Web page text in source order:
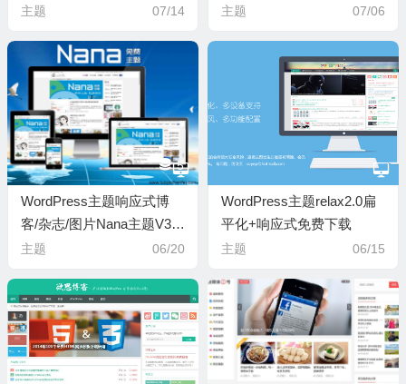
主题 07/14 主题 07/06
WordPress主题响应式博
客/杂志/图片Nana主题V3.3
下载（已测试）
主题
5
06/20
WordPress主题relax2.0扁
平化+响应式免费下载
主题 06/15